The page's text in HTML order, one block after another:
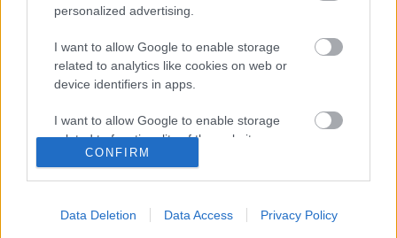
personalized advertising.
I want to allow Google to enable storage
related to analytics like cookies on web or
device identifiers in apps.
I want to allow Google to enable storage
related to functionality of the website or app.
CONFIRM
Data Deletion Data Access Privacy Policy
Majer Dániel
FRISS
Suárez nyerte meg az ERC-
szezonnyitó Sierra Morena Rallyt